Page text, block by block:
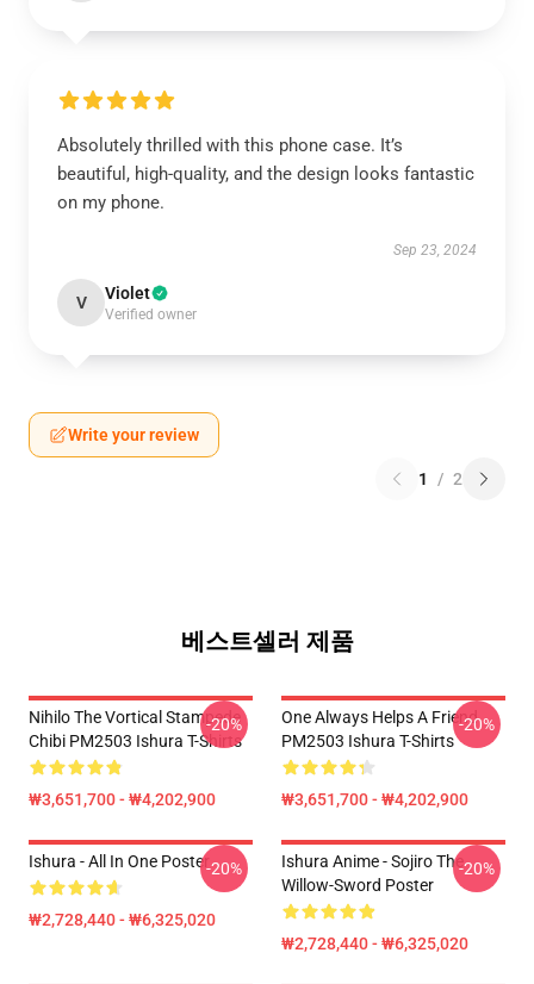
Absolutely thrilled with this phone case. It’s
beautiful, high-quality, and the design looks fantastic
on my phone.
Sep 23, 2024
V Violet
Verified owner
Write your review
1 / 2
베스트셀러 제품
Nihilo The Vortical Stampede
Chibi PM2503 Ishura T-Shirts
₩3,651,700 - ₩4,202,900
-20%
One Always Helps A Friend
PM2503 Ishura T-Shirts
₩3,651,700 - ₩4,202,900
-20%
Ishura - All In One Poster
₩2,728,440 - ₩6,325,020
-20%
Ishura Anime - Sojiro The
Willow-Sword Poster
₩2,728,440 - ₩6,325,020
-20%